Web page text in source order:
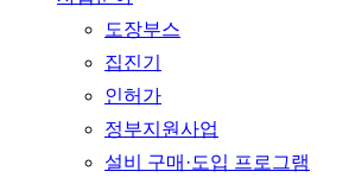
도장부스
집진기
인허가
정부지원사업
설비 구매·도입 프로그램